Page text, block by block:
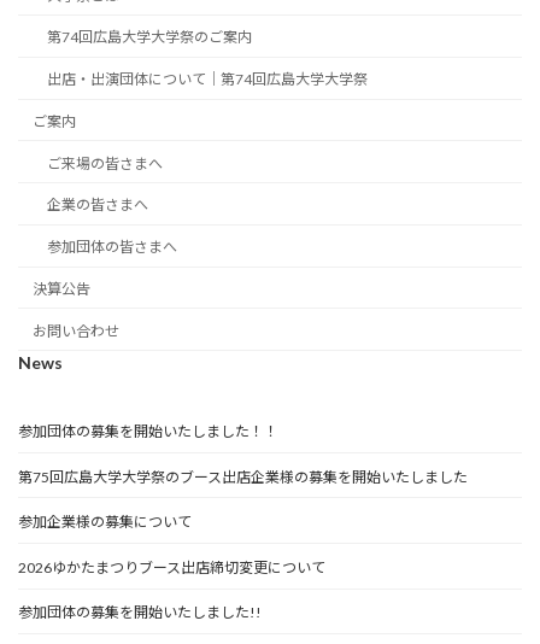
第74回広島大学大学祭のご案内
出店・出演団体について｜第74回広島大学大学祭
ご案内
ご来場の皆さまへ
企業の皆さまへ
参加団体の皆さまへ
決算公告
お問い合わせ
News
参加団体の募集を開始いたしました！！
第75回広島大学大学祭のブース出店企業様の募集を開始いたしました
参加企業様の募集について
2026ゆかたまつりブース出店締切変更について
参加団体の募集を開始いたしました!!